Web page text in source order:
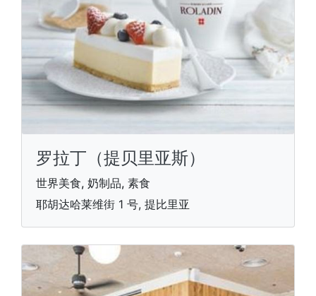
罗拉丁（提贝里亚斯）
世界美食, 奶制品, 素食
耶胡达哈莱维街 1 号, 提比里亚